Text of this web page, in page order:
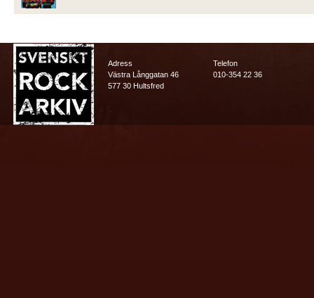
Adress
Västra Långgatan 46
577 30 Hultsfred
Telefon
010-354 22 36